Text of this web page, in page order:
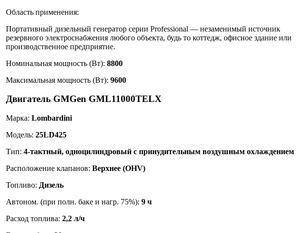
Область применения:
Портативный дизельный генератор серии Professional — незаменимый источник
резервного электроснабжения любого объекта, будь то коттедж, офисное здание или
производственное предприятие.
Номинальная мощность (Вт): 8800
Максимальная мощность (Вт): 9600
Двигатель GMGen GML11000TELX
Марка: Lombardini
Модель: 25LD425
Тип: 4-тактный, одноцилиндровый с принудительным воздушным охлаждением
Расположение клапанов: Верхнее (OHV)
Топливо: Дизель
Автоном. (при полн. баке и нагр. 75%): 9 ч
Расход топлива: 2,2 л/ч